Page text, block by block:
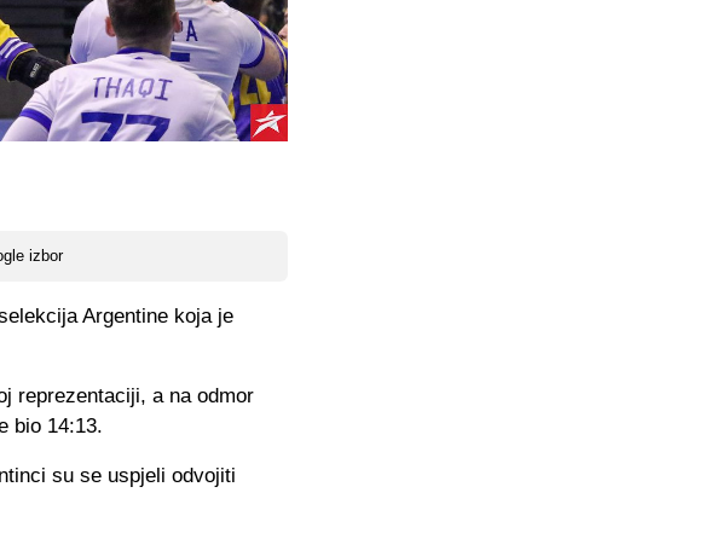
izbor
Argentine koja je
reprezentaciji, a na odmor
bio 14:13.
su se uspjeli odvojiti